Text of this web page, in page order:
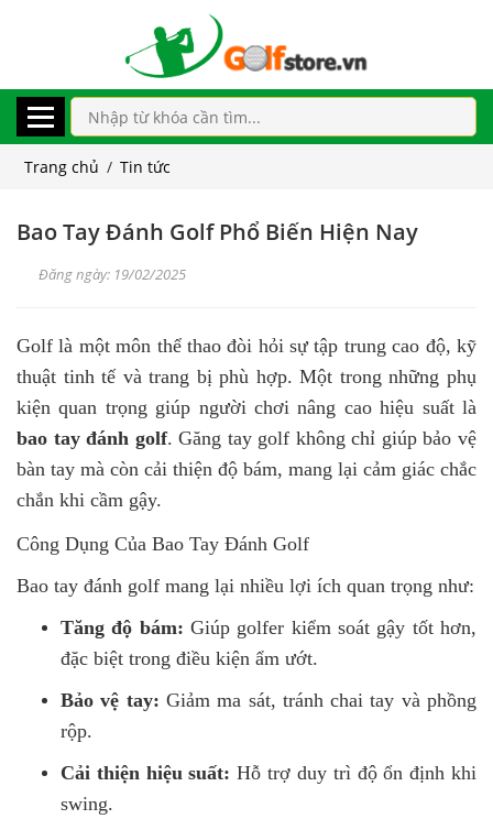
Trang chủ / Tin tức
Bao Tay Đánh Golf Phổ Biến Hiện Nay
Đăng ngày: 19/02/2025
Golf là một môn thể thao đòi hỏi sự tập trung cao độ, kỹ
thuật tinh tế và trang bị phù hợp. Một trong những phụ
kiện quan trọng giúp người chơi nâng cao hiệu suất là
bao tay đánh golf. Găng tay golf không chỉ giúp bảo vệ
bàn tay mà còn cải thiện độ bám, mang lại cảm giác chắc
chắn khi cầm gậy.
Công Dụng Của Bao Tay Đánh Golf
Bao tay đánh golf mang lại nhiều lợi ích quan trọng như:
Tăng độ bám: Giúp golfer kiểm soát gậy tốt hơn,
đặc biệt trong điều kiện ẩm ướt.
Bảo vệ tay: Giảm ma sát, tránh chai tay và phồng
rộp.
Cải thiện hiệu suất: Hỗ trợ duy trì độ ổn định khi
swing.